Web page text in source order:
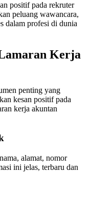
positif pada rekruter
peluang wawancara,
dalam profesi di dunia
Kerja
penting yang
kesan positif pada
kerja akuntan
alamat, nomor
ini jelas, terbaru dan